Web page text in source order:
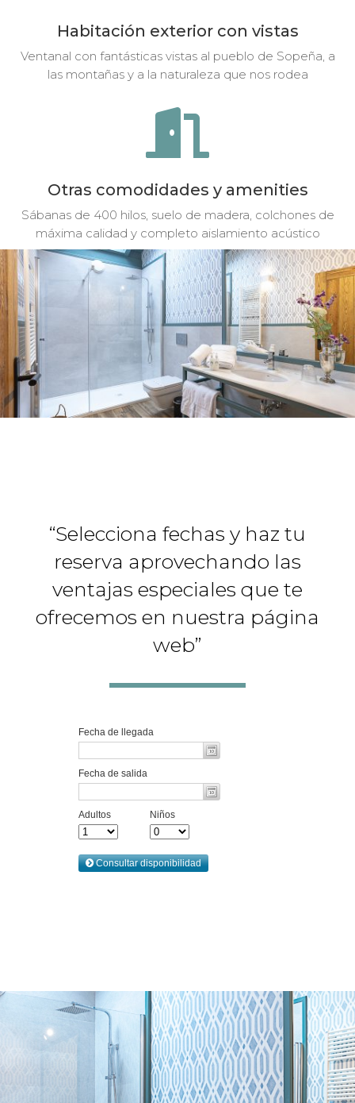
Habitación exterior con vistas
Ventanal con fantásticas vistas al pueblo de Sopeña, a
las montañas y a la naturaleza que nos rodea

Otras comodidades y amenities
Sábanas de 400 hilos, suelo de madera, colchones de
máxima calidad y completo aislamiento acústico
“Selecciona fechas y haz tu
reserva aprovechando las
ventajas especiales que te
ofrecemos en nuestra página
web”